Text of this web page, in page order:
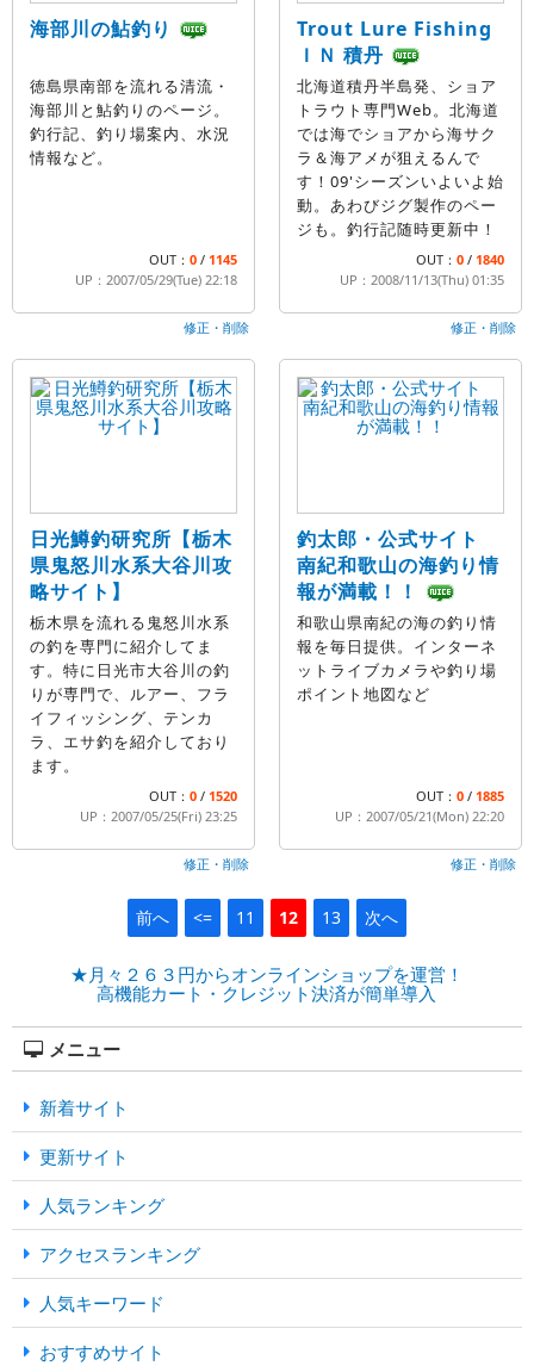
海部川の鮎釣り
徳島県南部を流れる清流・
海部川と鮎釣りのページ。
釣行記、釣り場案内、水況
情報など。
OUT： 0 / 1145
UP：2007/05/29(Tue) 22:18
修正・削除
Trout Lure Fishing
ＩＮ 積丹
北海道積丹半島発、ショア
トラウト専門Web。北海道
では海でショアから海サク
ラ＆海アメが狙えるんで
す！09'シーズンいよいよ始
動。あわびジグ製作のペー
ジも。釣行記随時更新中！
OUT： 0 / 1840
UP：2008/11/13(Thu) 01:35
修正・削除
日光鱒釣研究所【栃木
県鬼怒川水系大谷川攻
略サイト】
栃木県を流れる鬼怒川水系
の釣を専門に紹介してま
す。特に日光市大谷川の釣
りが専門で、ルアー、フラ
イフィッシング、テンカ
ラ、エサ釣を紹介しており
ます。
OUT： 0 / 1520
UP：2007/05/25(Fri) 23:25
修正・削除
釣太郎・公式サイト
南紀和歌山の海釣り情
報が満載！！
和歌山県南紀の海の釣り情
報を毎日提供。インターネ
ットライブカメラや釣り場
ポイント地図など
OUT： 0 / 1885
UP：2007/05/21(Mon) 22:20
修正・削除
前へ <= 11 12 13 次へ
★月々２６３円からオンラインショップを運営！
高機能カート・クレジット決済が簡単導入
メニュー
新着サイト
更新サイト
人気ランキング
アクセスランキング
人気キーワード
おすすめサイト